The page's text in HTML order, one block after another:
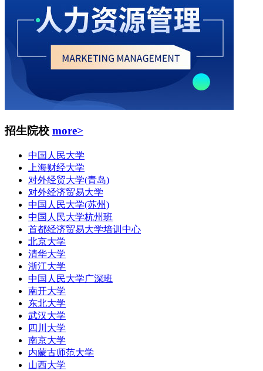
招生院校 more>
中国人民大学
上海财经大学
对外经贸大学(青岛)
对外经济贸易大学
中国人民大学(苏州)
中国人民大学杭州班
首都经济贸易大学培训中心
北京大学
清华大学
浙江大学
中国人民大学广深班
南开大学
东北大学
武汉大学
四川大学
南京大学
内蒙古师范大学
山西大学